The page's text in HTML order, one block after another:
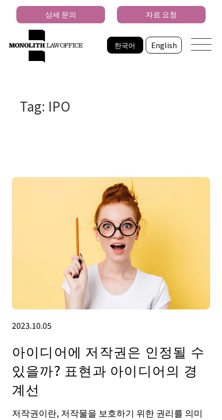
한국어 English
상세 문의 자료 요청
Tag: IPO
2023.10.05
아이디어에 저작권은 인정될 수
있을까? 표현과 아이디어의 경
계선
저작권이란, 저작물을 보호하기 위한 권리를 의미